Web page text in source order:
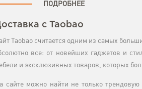
ПОДРОБНЕЕ
с Taobao
Taobao считается одним из самых
все: от новейших гаджетов и
и эксклюзивных товаров, которых
сайте можно найти не только